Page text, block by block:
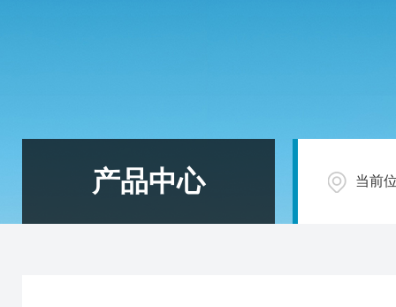
产品中心 当前